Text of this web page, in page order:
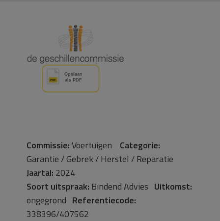
Commissie:Voertuigen Categorie:
Garantie / Gebrek / Herstel / Reparatie
Jaartal: 2024
Soort uitspraak: Bindend Advies Uitkomst:
ongegrond Referentiecode:
338396/407562